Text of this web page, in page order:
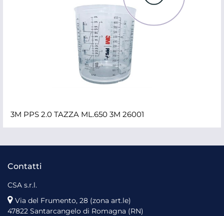
3M PPS 2.0 TAZZA ML.650 3M 26001
Contatti
CSA s.r.l.
Via del Frumento, 28 (zona art.le)
47822 Santarcangelo di Romagna (RN)